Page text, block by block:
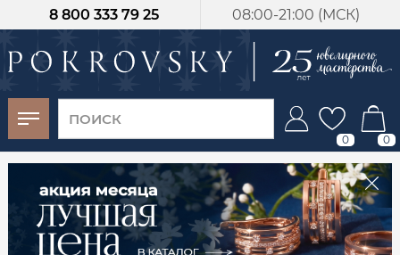
08:00-21:00 (МСК)
8 800 333 79 25
0 0
-30%
от 15 дней с
момента оплаты